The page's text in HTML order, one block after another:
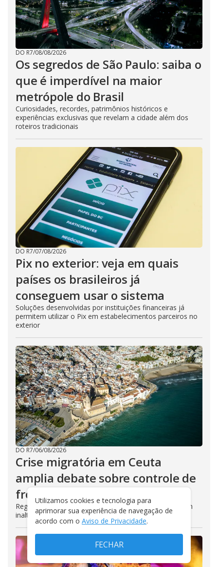
DO R7/08/08/2026
Os segredos de São Paulo: saiba o
que é imperdível na maior
metrópole do Brasil
Curiosidades, recordes, patrimônios históricos e
experiências exclusivas que revelam a cidade além dos
roteiros tradicionais
DO R7/07/08/2026
Pix no exterior: veja em quais
países os brasileiros já
conseguem usar o sistema
Soluções desenvolvidas por instituições financeiras já
permitem utilizar o Pix em estabelecimentos parceiros no
exterior
DO R7/06/08/2026
Crise migratória em Ceuta
amplia debate sobre controle de
fronteiras na Europa
Regras de entrada para turistas brasileiros permanecem
inalteradas
Utilizamos cookies e tecnologia para
aprimorar sua experiência de navegação de
acordo com o Aviso de Privacidade.
FECHAR